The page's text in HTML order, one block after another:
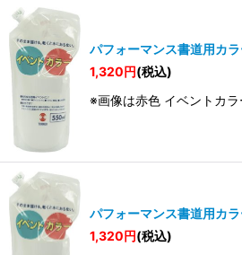
パフォーマンス書道用カ
1,320円(税込)
※画像は赤色 イベントカ
パフォーマンス書道用カ
1,320円(税込)